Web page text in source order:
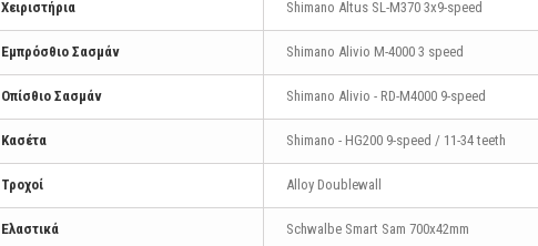
Χειριστήρια Shimano Altus SL-M370 3x9-speed
Εμπρόσθιο Σασμάν Shimano Alivio M-4000 3 speed
Οπίσθιο Σασμάν Shimano Alivio - RD-M4000 9-speed
Κασέτα Shimano - HG200 9-speed / 11-34 teeth
Τροχοί Alloy Doublewall
Ελαστικά Schwalbe Smart Sam 700x42mm